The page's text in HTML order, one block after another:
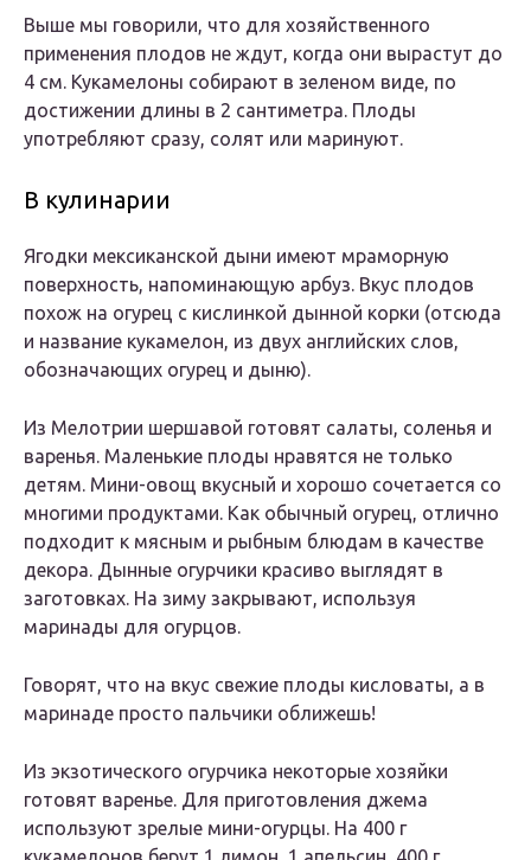
Выше мы говорили, что для хозяйственного
применения плодов не ждут, когда они вырастут до
4 см. Кукамелоны собирают в зеленом виде, по
достижении длины в 2 сантиметра. Плоды
употребляют сразу, солят или маринуют.
В кулинарии
Ягодки мексиканской дыни имеют мраморную
поверхность, напоминающую арбуз. Вкус плодов
похож на огурец с кислинкой дынной корки (отсюда
и название кукамелон, из двух английских слов,
обозначающих огурец и дыню).
Из Мелотрии шершавой готовят салаты, соленья и
варенья. Маленькие плоды нравятся не только
детям. Мини-овощ вкусный и хорошо сочетается со
многими продуктами. Как обычный огурец, отлично
подходит к мясным и рыбным блюдам в качестве
декора. Дынные огурчики красиво выглядят в
заготовках. На зиму закрывают, используя
маринады для огурцов.
Говорят, что на вкус свежие плоды кисловаты, а в
маринаде просто пальчики оближешь!
Из экзотического огурчика некоторые хозяйки
готовят варенье. Для приготовления джема
используют зрелые мини-огурцы. На 400 г